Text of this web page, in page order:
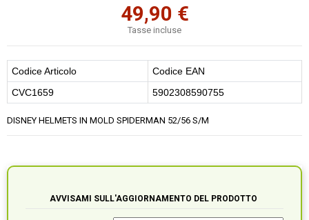
49,90 €
Tasse incluse
Codice Articolo
Codice EAN
CVC1659
5902308590755
DISNEY HELMETS IN MOLD SPIDERMAN 52/56 S/M
AVVISAMI SULL'AGGIORNAMENTO DEL PRODOTTO